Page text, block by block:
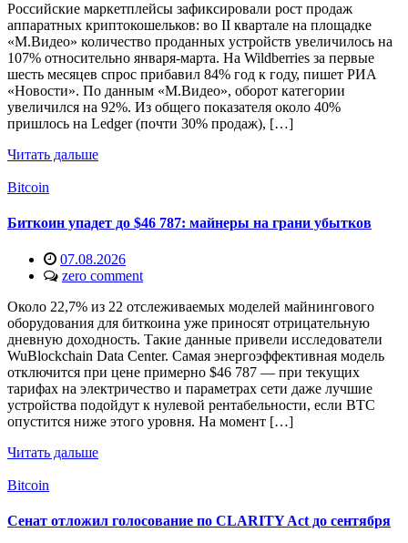
Российские маркетплейсы зафиксировали рост продаж
аппаратных криптокошельков: во II квартале на площадке
«М.Видео» количество проданных устройств увеличилось на
107% относительно января-марта. На Wildberries за первые
шесть месяцев спрос прибавил 84% год к году, пишет РИА
«Новости». По данным «М.Видео», оборот категории
увеличился на 92%. Из общего показателя около 40%
пришлось на Ledger (почти 30% продаж), […]
Читать дальше
Bitcoin
Биткоин упадет до $46 787: майнеры на грани убытков
07.08.2026
zero comment
Около 22,7% из 22 отслеживаемых моделей майнингового
оборудования для биткоина уже приносят отрицательную
дневную доходность. Такие данные привели исследователи
WuBlockchain Data Center. Самая энергоэффективная модель
отключится при цене примерно $46 787 — при текущих
тарифах на электричество и параметрах сети даже лучшие
устройства подойдут к нулевой рентабельности, если BTC
опустится ниже этого уровня. На момент […]
Читать дальше
Bitcoin
Сенат отложил голосование по CLARITY Act до сентября